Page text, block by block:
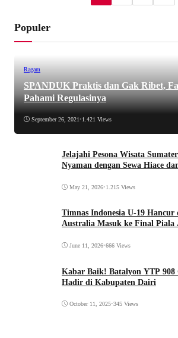
Populer
Ragam
SPANDUK Praktis dan Gak Ribet,
Pahami Regulasinya
September 26, 2021 •1.421 Views
Jelajahi Pesona Wisata
Nyaman dengan Sewa Hiace
May 21, 2026•1.215 Views
Timnas Indonesia U-19
Australia Masuk ke Final Piala
June 11, 2026•666 Views
Kabar Baik! Batalyon YTP 908
Hadir di Kabupaten Dairi
October 11, 2025•345 Views